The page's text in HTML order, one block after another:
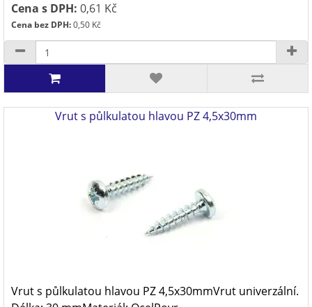
Cena s DPH: 0,61 Kč
Cena bez DPH:0,50 Kč
Vrut s půlkulatou hlavou PZ 4,5x30mm
Vrut s půlkulatou hlavou PZ 4,5x30mmVrut univerzální.